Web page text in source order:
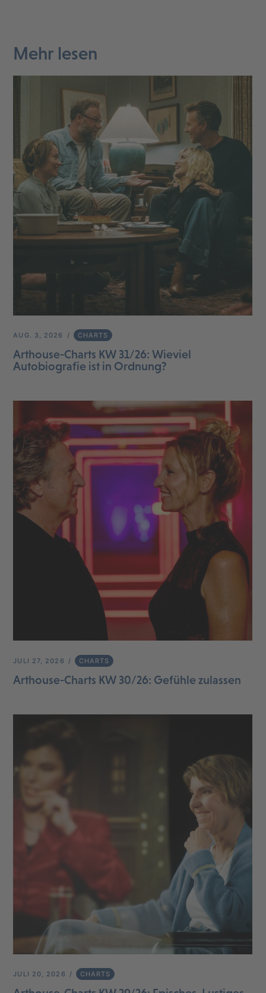
Mehr lesen
AUG. 3, 2026 CHARTS
Arthouse-Charts KW 31/26: Wieviel
Autobiografie ist in Ordnung?
JULI 27, 2026 CHARTS
Arthouse-Charts KW 30/26: Gefühle zulassen
JULI 20, 2026 CHARTS